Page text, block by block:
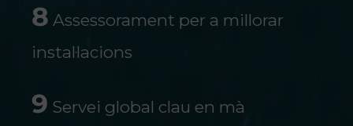
8 Assessorament per a millorar
instal·lacions
9 Servei global clau en mà